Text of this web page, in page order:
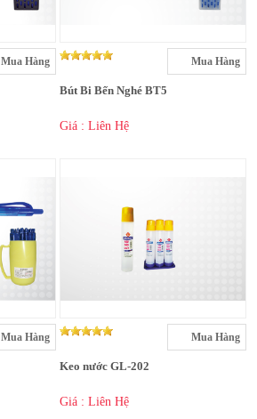
Mua Hàng Mua Hàng
Bút Bi Bến Nghé BT5
Giá : Liên Hệ
Mua Hàng Mua Hàng
Keo nước GL-202
Giá : Liên Hệ